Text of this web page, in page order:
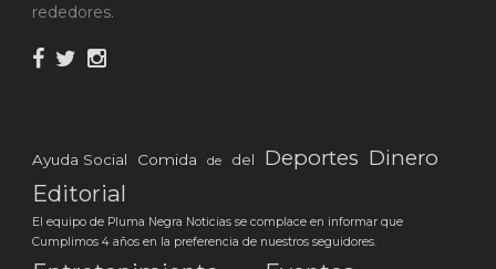
rededores.
Ayuda Social Comida de del Deportes Dinero
Editorial
El equipo de Pluma Negra Noticias se complace en informar que
Cumplimos 4 años en la preferencia de nuestros seguidores.